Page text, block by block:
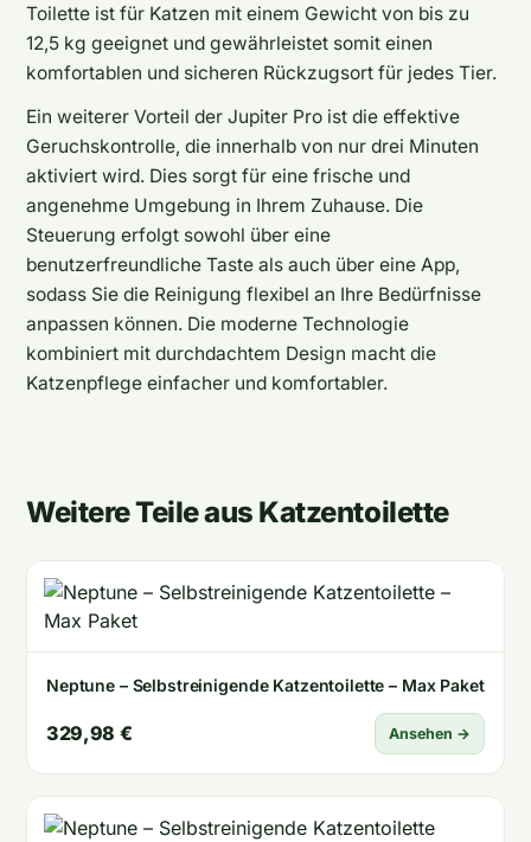
Toilette ist für Katzen mit einem Gewicht von bis zu
12,5 kg geeignet und gewährleistet somit einen
komfortablen und sicheren Rückzugsort für jedes Tier.
Ein weiterer Vorteil der Jupiter Pro ist die effektive
Geruchskontrolle, die innerhalb von nur drei Minuten
aktiviert wird. Dies sorgt für eine frische und
angenehme Umgebung in Ihrem Zuhause. Die
Steuerung erfolgt sowohl über eine
benutzerfreundliche Taste als auch über eine App,
sodass Sie die Reinigung flexibel an Ihre Bedürfnisse
anpassen können. Die moderne Technologie
kombiniert mit durchdachtem Design macht die
Katzenpflege einfacher und komfortabler.
Weitere Teile aus Katzentoilette
Neptune – Selbstreinigende Katzentoilette – Max Paket
329,98 € Ansehen →